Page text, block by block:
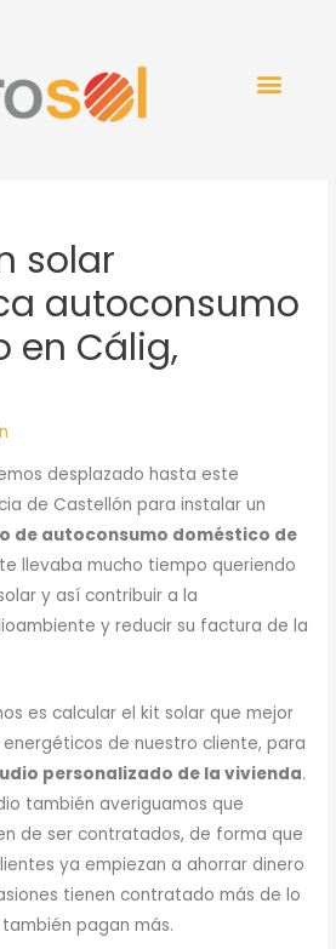
solar
autoconsumo
en Cálig,
desplazado hasta este
de Castellón para instalar un
de autoconsumo doméstico de
llevaba mucho tiempo queriendo
y así contribuir a la
y reducir su factura de la
es calcular el kit solar que mejor
de nuestro cliente, para
personalizado de la vivienda.
también averiguamos que
de ser contratados, de forma que
ya empiezan a ahorrar dinero
tienen contratado más de lo
pagan más.